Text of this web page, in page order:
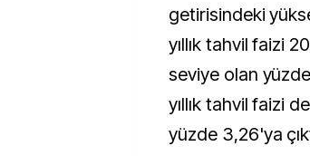
getirisindeki
yıllık tahvil faizi
seviye olan
yıllık tahvil faizi
yüzde 3,26'ya